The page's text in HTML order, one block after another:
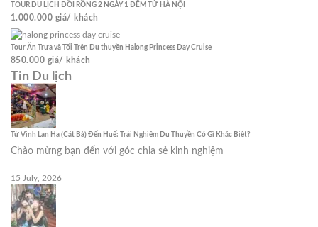
TOUR DU LỊCH ĐỒI RỒNG 2 NGÀY 1 ĐÊM TỪ HÀ NỘI
1.000.000 giá/ khách
Tour Ăn Trưa và Tối Trên Du thuyền Halong Princess Day Cruise
850.000 giá/ khách
Tin Du lịch
Từ Vịnh Lan Hạ (Cát Bà) Đến Huế: Trải Nghiệm Du Thuyền Có Gì Khác Biệt?
Chào mừng bạn đến với góc chia sẻ kinh nghiệm
15 July, 2026